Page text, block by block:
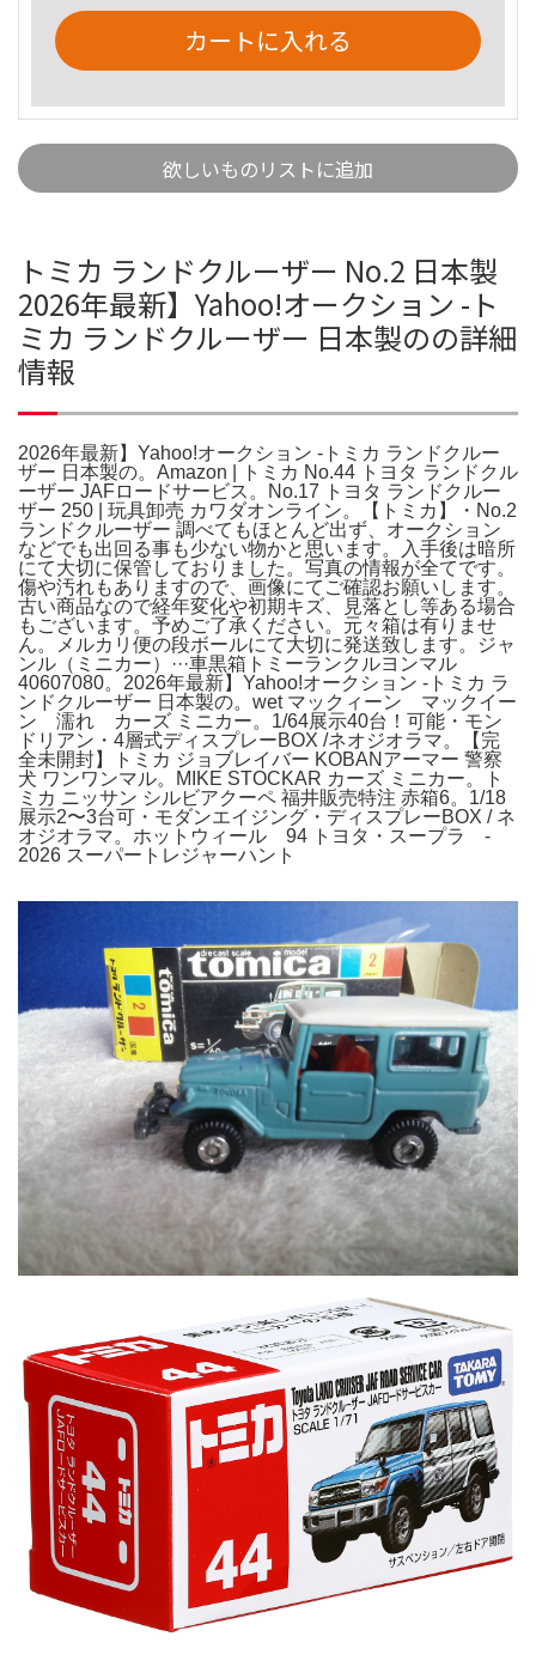
カートに入れる
欲しいものリストに追加
トミカ ランドクルーザー No.2 日本製
2026年最新】Yahoo!オークション -ト
ミカ ランドクルーザー 日本製のの詳細
情報
2026年最新】Yahoo!オークション -トミカ ランドクルー
ザー 日本製の。Amazon | トミカ No.44 トヨタ ランドクル
ーザー JAFロードサービス。No.17 トヨタ ランドクルー
ザー 250 | 玩具卸売 カワダオンライン。【トミカ】・No.2
ランドクルーザー 調べてもほとんど出ず、オークション
などでも出回る事も少ない物かと思います。入手後は暗所
にて大切に保管しておりました。写真の情報が全てです。
傷や汚れもありますので、画像にてご確認お願いします。
古い商品なので経年変化や初期キズ、見落とし等ある場合
もございます。予めご了承ください。元々箱は有りませ
ん。メルカリ便の段ボールにて大切に発送致します。ジャ
ンル（ミニカー）···車黒箱トミーランクルヨンマル
40607080。2026年最新】Yahoo!オークション -トミカ ラ
ンドクルーザー 日本製の。wet マックィーン マックイー
ン 濡れ カーズ ミニカー。1/64展示40台！可能・モン
ドリアン・4層式ディスプレーBOX /ネオジオラマ。【完
全未開封】トミカ ジョブレイバー KOBANアーマー 警察
犬 ワンワンマル。MIKE STOCKAR カーズ ミニカー。ト
ミカ ニッサン シルビアクーペ 福井販売特注 赤箱6。1/18
展示2〜3台可・モダンエイジング・ディスプレーBOX / ネ
オジオラマ。ホットウィール 94 トヨタ・スープラ -
2026 スーパートレジャーハント